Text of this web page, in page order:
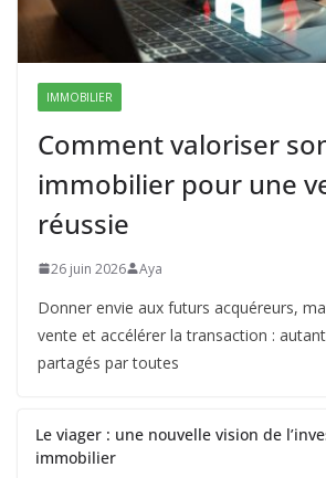
IMMOBILIER
Comment valoriser
immobilier pour une
réussie
26 juin 2026 Aya
Donner envie aux futurs acquéreurs,
vente et accélérer la transaction :
partagés par toutes
Le viager : une nouvelle vision de
immobilier